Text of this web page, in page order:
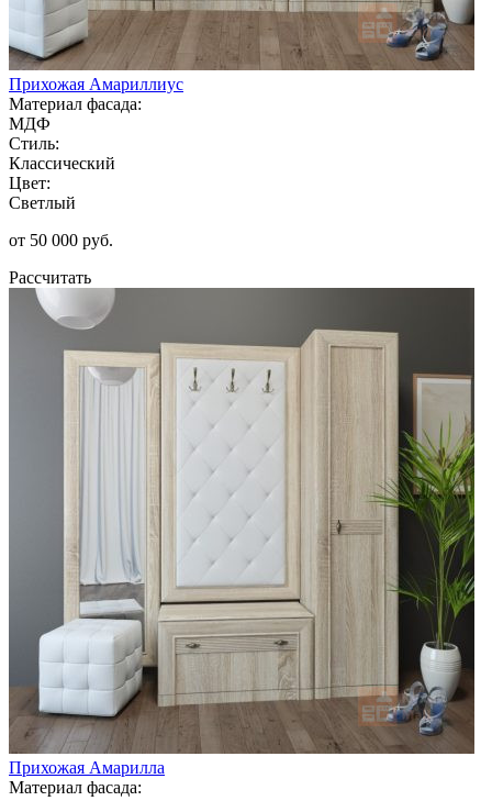
Прихожая Амариллиус
Материал фасада:
МДФ
Стиль:
Классический
Цвет:
Светлый
от 50 000 руб.
Рассчитать
Прихожая Амарилла
Материал фасада: